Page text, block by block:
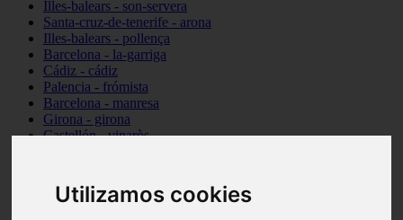
Utilizamos cookies
Illes-balears - son-servera
Santa-cruz-de-tenerife - arona
Illes-balears - pollença
Barcelona - la-garriga
Cádiz - cádiz
Palencia - frómista
Barcelona - manresa
Girona - girona
Castellón - vinaròs
Málaga - nerja
Girona - blanes